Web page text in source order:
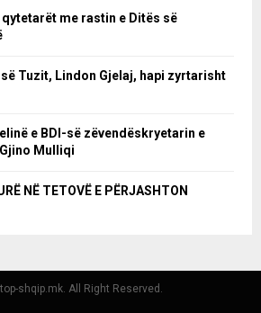
me rastin e Ditës së
Tuzit, Lindon Gjelaj, hapi zyrtarisht
e BDI-së zëvendëskryetarin e
Mulliqi
NË TETOVË E PËRJASHTON
shqip.mk. All Right Reserved.